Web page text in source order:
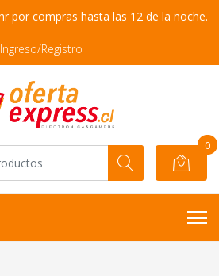
por compras hasta las 12 de la noche.
Ingreso/Registro
0